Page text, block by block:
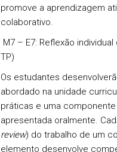
promove a aprendizagem
colaborativo.
M7 – E7: Reflexão
TP)
Os estudantes
abordado na unidade
práticas e uma
apresentada oralmente.
review) do trabalho de um
elemento desenvolve